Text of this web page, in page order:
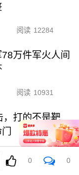
阅读 12284
万件军火人间
阅读 10931
，打的不是靶
24207
0 0